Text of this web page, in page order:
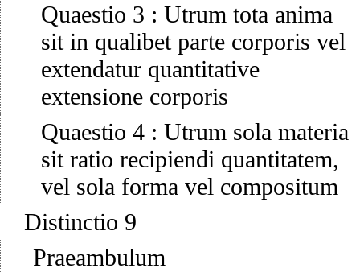
Quaestio 3 : Utrum tota anima
sit in qualibet parte corporis vel
extendatur quantitative
extensione corporis
Quaestio 4 : Utrum sola materia
sit ratio recipiendi quantitatem,
vel sola forma vel compositum
Distinctio 9
Praeambulum